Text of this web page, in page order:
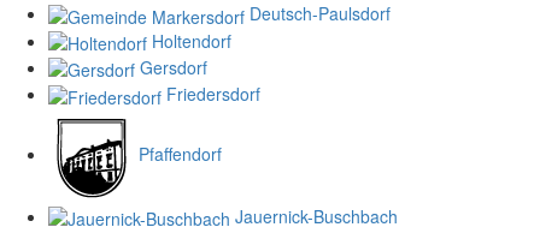
Deutsch-Paulsdorf
Holtendorf
Gersdorf
Friedersdorf
Pfaffendorf
Jauernick-Buschbach